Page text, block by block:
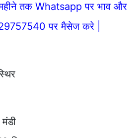
तक Whatsapp पर भाव और
पर मैसेज करे |